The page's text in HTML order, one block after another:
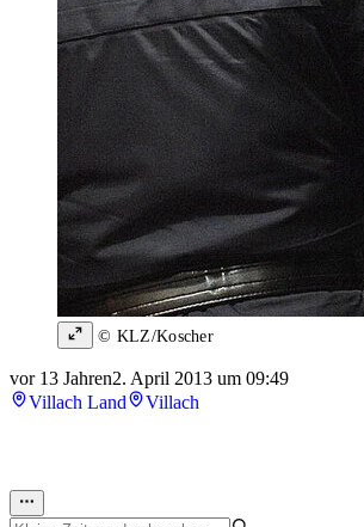
© KLZ/Koscher
vor 13 Jahren2. April 2013 um 09:49
Villach Land
Villach